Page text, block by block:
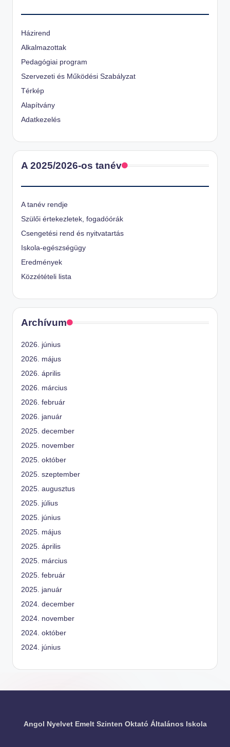
Házirend
Alkalmazottak
Pedagógiai program
Szervezeti és Működési Szabályzat
Térkép
Alapítvány
Adatkezelés
A 2025/2026-os tanév
A tanév rendje
Szülői értekezletek, fogadóórák
Csengetési rend és nyitvatartás
Iskola-egészségügy
Eredmények
Közzétételi lista
Archívum
2026. június
2026. május
2026. április
2026. március
2026. február
2026. január
2025. december
2025. november
2025. október
2025. szeptember
2025. augusztus
2025. július
2025. június
2025. május
2025. április
2025. március
2025. február
2025. január
2024. december
2024. november
2024. október
2024. június
Angol Nyelvet Emelt Szinten Oktató Általános Iskola